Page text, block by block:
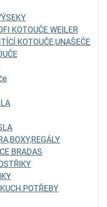
KOTOUČE WEILER
KOTOUČE,UNAŠEČE
BRADAS